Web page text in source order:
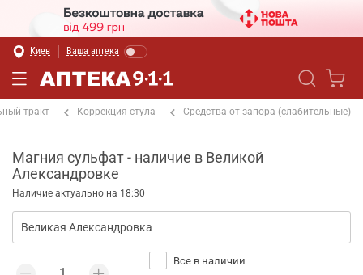
Киев Ваша аптека
тракт Коррекция стула Средства от запора (слабительные)
Магния сульфат - наличие в Великой
Александровке
Наличие актуально на 18:30
Все в наличии